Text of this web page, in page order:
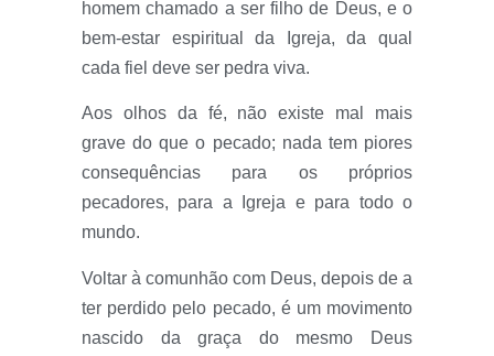
homem chamado a ser filho de Deus, e o
bem-estar espiritual da Igreja, da qual
cada fiel deve ser pedra viva.
Aos olhos da fé, não existe mal mais
grave do que o pecado; nada tem piores
consequências para os próprios
pecadores, para a Igreja e para todo o
mundo.
Voltar à comunhão com Deus, depois de a
ter perdido pelo pecado, é um movimento
nascido da graça do mesmo Deus